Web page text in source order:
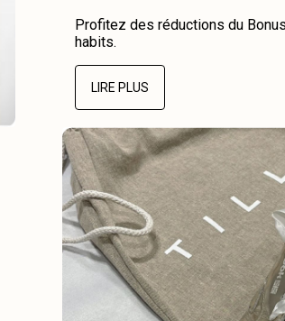
Profitez des réductions du
habits.
LIRE PLUS